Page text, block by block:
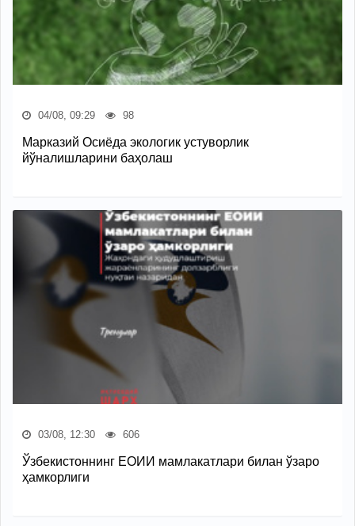
04/08, 09:29 98
Марказий Осиёда экологик устуворлик
йўналишларини баҳолаш
03/08, 12:30 606
Ўзбекистоннинг ЕОИИ мамлакатлари билан ўзаро
ҳамкорлиги